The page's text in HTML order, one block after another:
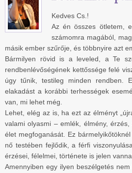
Kedves Cs.!
Az én összes ötletem,
számomra magából,
másik ember szűrője, és többnyire azt
Bármilyen rövid is a leveled, a Te
rendbenlévőségének kettőssége felé
úgy tűnik, testileg minden rendben.
elakadást a korábbi terhességek
van, mi lehet még.
Lehet, elég az is, ha ezt az élményt
valami olyasmi – emlék, élmény,
élet megfoganását. Ez
nő testében fejlődik, a férfi
érzései, félelmei, története is jelen
Amennyiben egy ilyen beszélgetés